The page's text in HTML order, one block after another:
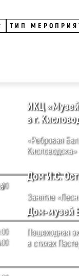
ТИП
ИКЦ
в г.
«Ребровая
Кисловодска»
Дом И.С.
Занятие
Дом-музей
Пешеходная
в стихах